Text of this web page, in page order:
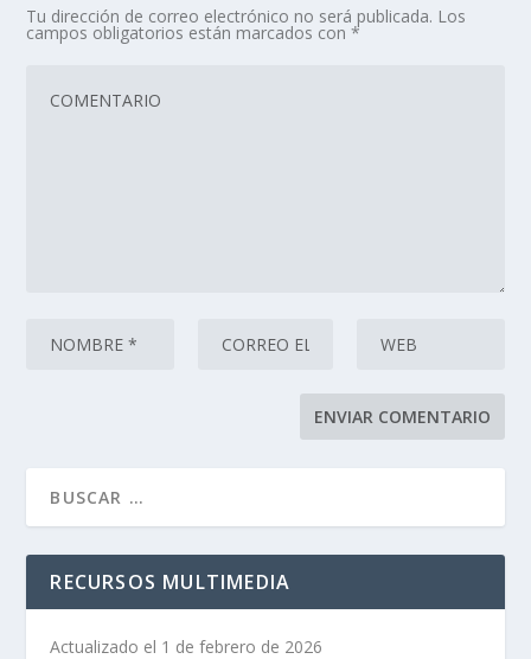
Tu dirección de correo electrónico no será publicada. Los
campos obligatorios están marcados con*
RECURSOS MULTIMEDIA
Actualizado el 1 de febrero de 2026